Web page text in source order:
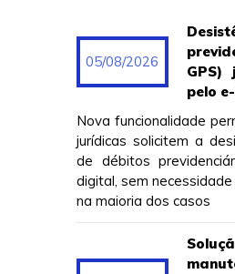
05/08/2026
pelo
Nova funcionalidade
jurídicas solicitem a
de débitos
digital, sem
na maioria dos casos